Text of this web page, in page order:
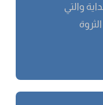
والتي